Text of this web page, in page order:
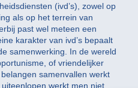
(ivd’s), zowel op
als op het terrein van
past wel meteen een
karakter van ivd’s bepaalt
samenwerking. In de wereld
of vriendelijker
samenvallen werkt
werkt men niet